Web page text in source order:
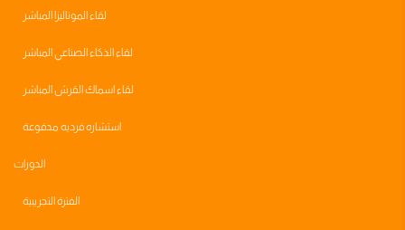
لقاء الموناليزا المباشر
لقاء الذكاء الصناعي المباشر
لقاء اسماك القرش المباشر
استشاره فرديه مدفوعة
الدورات
الفترة التجريبية